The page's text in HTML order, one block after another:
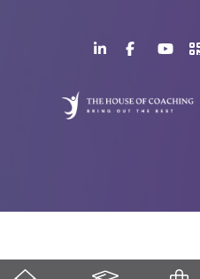
PagePageChannel
QR
Mobile